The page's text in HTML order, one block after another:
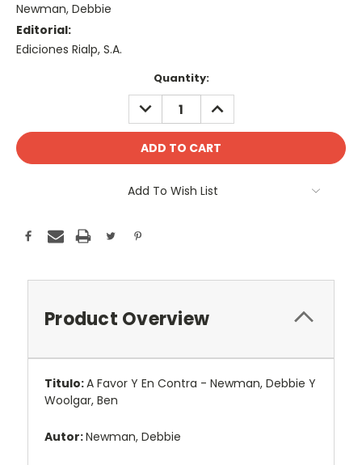
Newman, Debbie
Editorial:
Ediciones Rialp, S.A.
Quantity:
DECREASE
QUANTITY:
INCREASE
QUANTITY:
Add To Wish List
Product Overview
Titulo:A Favor Y En Contra - Newman, Debbie Y
Woolgar, Ben
Autor:Newman, Debbie